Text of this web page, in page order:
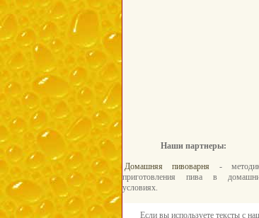
Наши партнеры:
Домашняя пивоварня -
приготовления пива в
условиях.
Если вы используете тексты с